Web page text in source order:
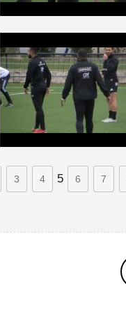
3 4 5 6 7